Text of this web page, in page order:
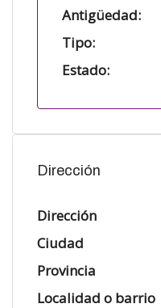
Antigüedad:
Tipo:
Estado:
Dirección
Dirección
Ciudad
Provincia
Localidad o barrio